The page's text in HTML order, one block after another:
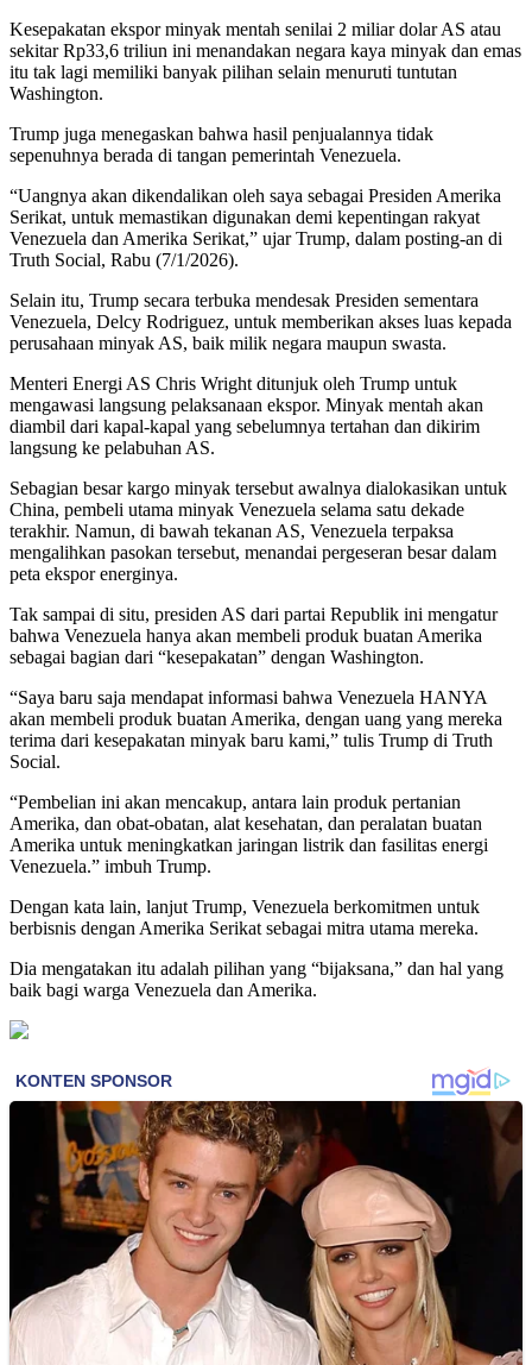
Kesepakatan ekspor minyak mentah senilai 2 miliar dolar AS atau
sekitar Rp33,6 triliun ini menandakan negara kaya minyak dan emas
itu tak lagi memiliki banyak pilihan selain menuruti tuntutan
Washington.
Trump juga menegaskan bahwa hasil penjualannya tidak
sepenuhnya berada di tangan pemerintah Venezuela.
“Uangnya akan dikendalikan oleh saya sebagai Presiden Amerika
Serikat, untuk memastikan digunakan demi kepentingan rakyat
Venezuela dan Amerika Serikat,” ujar Trump, dalam posting-an di
Truth Social, Rabu (7/1/2026).
Selain itu, Trump secara terbuka mendesak Presiden sementara
Venezuela, Delcy Rodriguez, untuk memberikan akses luas kepada
perusahaan minyak AS, baik milik negara maupun swasta.
Menteri Energi AS Chris Wright ditunjuk oleh Trump untuk
mengawasi langsung pelaksanaan ekspor. Minyak mentah akan
diambil dari kapal-kapal yang sebelumnya tertahan dan dikirim
langsung ke pelabuhan AS.
Sebagian besar kargo minyak tersebut awalnya dialokasikan untuk
China, pembeli utama minyak Venezuela selama satu dekade
terakhir. Namun, di bawah tekanan AS, Venezuela terpaksa
mengalihkan pasokan tersebut, menandai pergeseran besar dalam
peta ekspor energinya.
Tak sampai di situ, presiden AS dari partai Republik ini mengatur
bahwa Venezuela hanya akan membeli produk buatan Amerika
sebagai bagian dari “kesepakatan” dengan Washington.
“Saya baru saja mendapat informasi bahwa Venezuela HANYA
akan membeli produk buatan Amerika, dengan uang yang mereka
terima dari kesepakatan minyak baru kami,” tulis Trump di Truth
Social.
“Pembelian ini akan mencakup, antara lain produk pertanian
Amerika, dan obat-obatan, alat kesehatan, dan peralatan buatan
Amerika untuk meningkatkan jaringan listrik dan fasilitas energi
Venezuela.” imbuh Trump.
Dengan kata lain, lanjut Trump, Venezuela berkomitmen untuk
berbisnis dengan Amerika Serikat sebagai mitra utama mereka.
Dia mengatakan itu adalah pilihan yang “bijaksana,” dan hal yang
baik bagi warga Venezuela dan Amerika.